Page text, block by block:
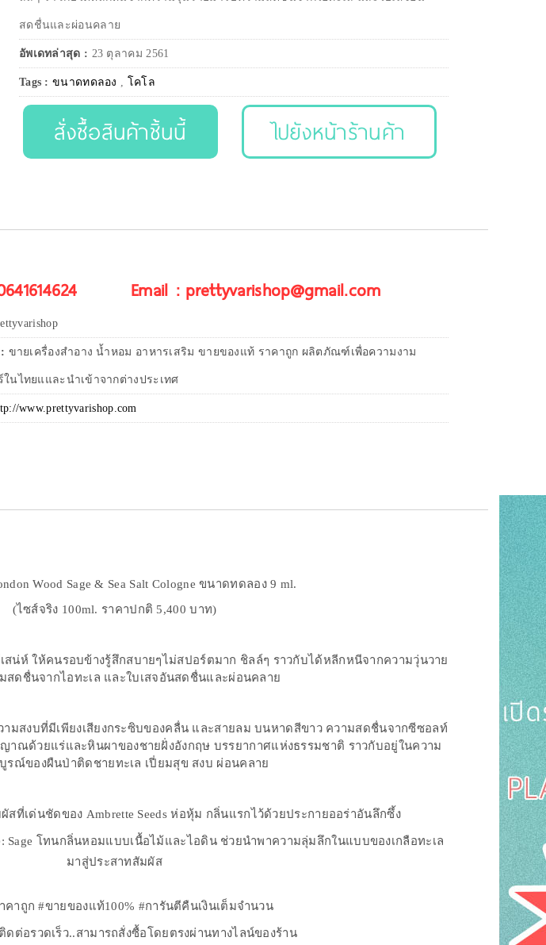
สดชื่นและผ่อนคลาย
อัพเดทล่าสุด : 23 ตุลาคม 2561
Tags :ขนาดทดลอง , โคโล
สั่งซื้อสินค้าชิ้นนี้ ไปยังหน้าร้านค้า
Email : prettyvarishop@gmail.com
ขายเครื่องสำอาง น้ำหอม อาหารเสริม ขายของแท้ ราคาถูก ผลิตภัณฑ์เพื่อความงาม
ในไทยแและนำเข้าจากต่างประเทศ
www.prettyvarishop.com
Wood Sage & Sea Salt Cologne ขนาดทดลอง 9 ml.
(ไซส์จริง 100ml. ราคาปกติ 5,400 บาท)
น่ห์ ให้คนรอบข้างรู้สึกสบายๆไม่สปอร์ตมาก ชิลล์ๆ ราวกับได้หลีกหนีจากความวุ่นวาย
สดชื่นจากไอทะเล และใบเสจอันสดชื่นและผ่อนคลาย
มสงบที่มีเพียงเสียงกระซิบของคลื่น และสายลม บนหาดสีขาว ความสดชื่นจากซีซอลท์
ณด้วยแร่และหินผาของชายฝั่งอังกฤษ บรรยากาศแห่งธรรมชาติ ราวกับอยู่ในความ
รณ์ของผืนป่าติดชายทะเล เปี่ยมสุข สงบ ผ่อนคลาย
ผัสที่เด่นชัดของ Ambrette Seeds ห่อหุ้ม กลิ่นแรกไว้ด้วยประกายออร่าอันลึกซึ้ง
Sage โทนกลิ่นหอมแบบเนื้อไม้และไอดิน ช่วยนำพาความลุ่มลึกในแบบของเกลือทะเล
มาสู่ประสาทสัมผัส
คาถูก #ขายของแท้100% #การันตีคืนเงินเต็มจำนวน
ดต่อรวดเร็ว..สามารถสั่งซื้อโดยตรงผ่านทางไลน์ของร้าน